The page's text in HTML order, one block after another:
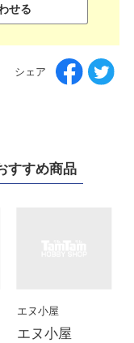
せる
シェア
すすめ商品
エヌ小屋
エヌ小屋